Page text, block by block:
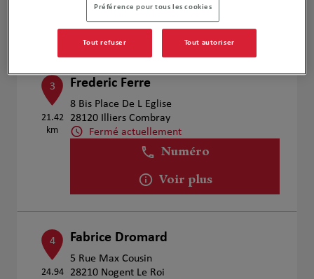
Voir plus
3
21.42
km
Frederic Ferre
8 Bis Place De L Eglise
28120 Illiers Combray
Fermé actuellement
Numéro
Voir plus
4
24.94
Fabrice Dromard
5 Rue Max Cousin
28210 Nogent Le Roi
Préférence pour tous les cookies
Tout refuser Tout autoriser